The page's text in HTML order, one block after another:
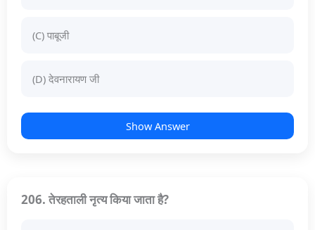
(C) पाबूजी
(D) देवनारायण जी
Show Answer
206. तेरहताली नृत्य किया जाता है?